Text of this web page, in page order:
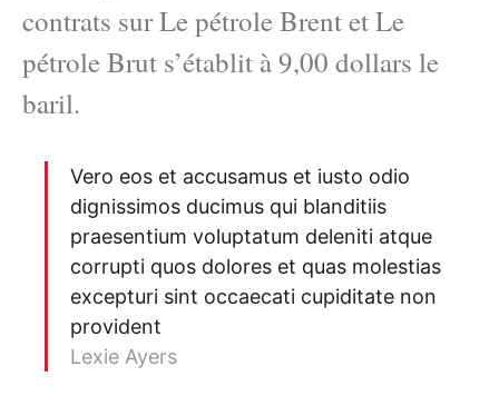
contrats sur Le pétrole Brent et Le
pétrole Brut s’établit à 9,00 dollars le
baril.
Vero eos et accusamus et iusto odio
dignissimos ducimus qui blanditiis
praesentium voluptatum deleniti atque
corrupti quos dolores et quas molestias
excepturi sint occaecati cupiditate non
provident
Lexie Ayers